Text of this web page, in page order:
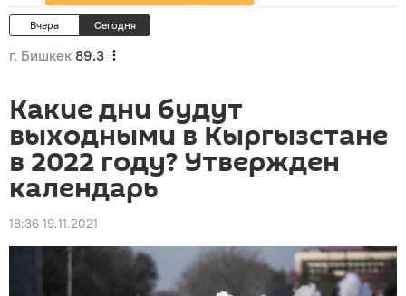
Вчера Сегодня
г. Бишкек 89.3
Какие дни будут
выходными в Кыргызстане
в 2022 году? Утвержден
календарь
18:36 19.11.2021